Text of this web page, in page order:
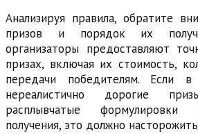
Анализируя правила, обратите
призов и порядок их
организаторы предоставляют
призах, включая их стоимость,
передачи победителям. Если в
нереалистично дорогие
расплывчатые формулировки
получения, это должно